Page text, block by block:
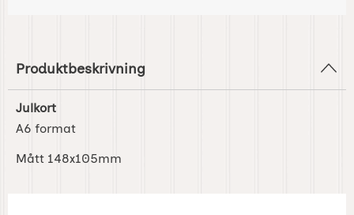
Produktbeskrivning
Julkort
A6 format
Mått 148x105mm